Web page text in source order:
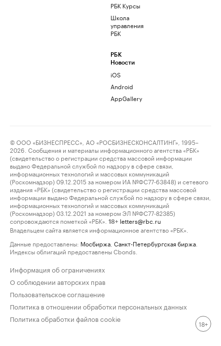
РБК Курсы
Школа
управления
РБК
РБК
Новости
iOS
Android
AppGallery
© ООО «БИЗНЕСПРЕСС», АО «РОСБИЗНЕСКОНСАЛТИНГ», 1995–
2026. Сообщения и материалы информационного агентства «РБК»
(свидетельство о регистрации средства массовой информации
выдано Федеральной службой по надзору в сфере связи,
информационных технологий и массовых коммуникаций
(Роскомнадзор) 09.12.2015 за номером ИА №ФС77-63848) и сетевого
издания «РБК» (свидетельство о регистрации средства массовой
информации выдано Федеральной службой по надзору в сфере связи,
информационных технологий и массовых коммуникаций
(Роскомнадзор) 03.12.2021 за номером ЭЛ №ФС77-82385)
сопровождаются пометкой «РБК».
18+ letters@rbc.ru
Владельцем сайта является информационное агентство «РБК».
Данные предоставлены: Мосбиржа Санкт-Петербургская биржа
Индексы облигаций предоставлены Cbonds.
Информация об ограничениях
О соблюдении авторских прав
Пользовательское соглашение
Политика в отношении обработки персональных данных
Политика обработки файлов cookie
18+